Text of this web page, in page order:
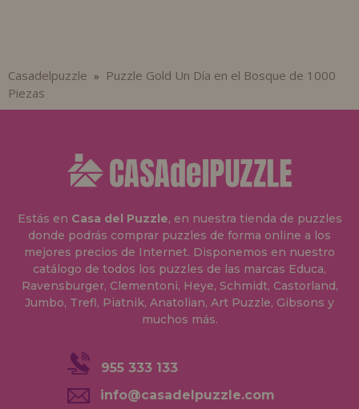
Casadelpuzzle »
Puzzle Gold Un Día en el Bosque de 1000
Piezas
Estás en Casa del Puzzle, en nuestra tienda de puzzles
donde podrás comprar puzzles de forma online a los
mejores precios de Internet. Disponemos en nuestro
catálogo de todos los puzzles de las marcas Educa,
Ravensburger, Clementoni, Heye, Schmidt, Castorland,
Jumbo, Trefl, Piatnik, Anatolian, Art Puzzle, Gibsons y
muchos más.
955 333 133
info@casadelpuzzle.com